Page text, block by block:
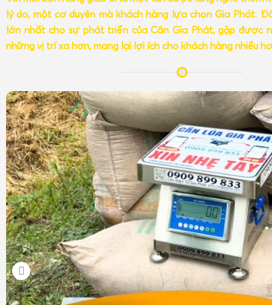
lý do, một cơ duyên mà khách hàng lựa chọn Gia Phát.
lớn nhất cho sự phát triển của Cân Gia Phát, gặp được
những vị trí xa hơn, mang lại lợi ích cho khách hàng nhiều